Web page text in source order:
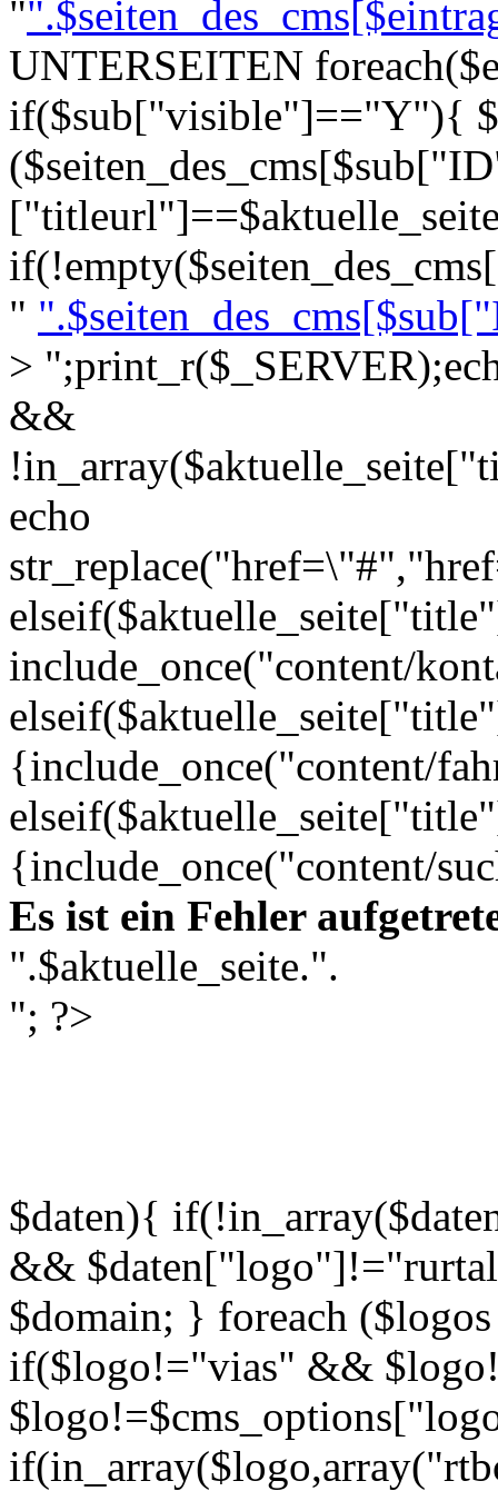
"
UNTERSEITEN
if($sub["visible"]=="Y"){
"
>
&&
echo
include_once("content/
{include_once("content/
{include_once("content/
Es ist ein Fehler
".$aktuelle_seite.".
"; ?>
$daten){
&&
$domain; } foreach
if($logo!="vias" &&